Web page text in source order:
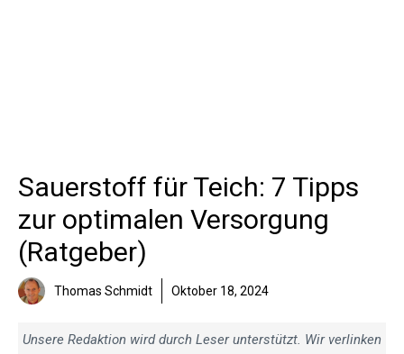
Sauerstoff für Teich: 7 Tipps
zur optimalen Versorgung
(Ratgeber)
Thomas Schmidt Oktober 18, 2024
Unsere Redaktion wird durch Leser unterstützt. Wir verlinken